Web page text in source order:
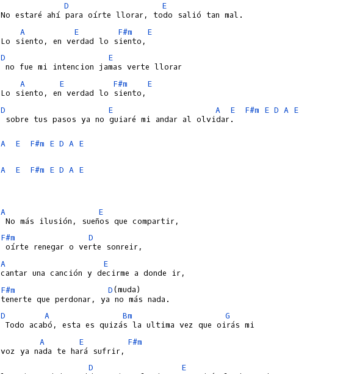
D
E
A
E F#m
E
D
E
A
E F#m
E
D
E A E F#m E D A E
sobre tus pasos ya no guiaré mi andar al olvidar.
A E F#m E D A E
A E F#m E D A E
A
E
F#m
D
A
E
F#m
D(muda)
D
A Bm
G
A
E
F#m
D
E